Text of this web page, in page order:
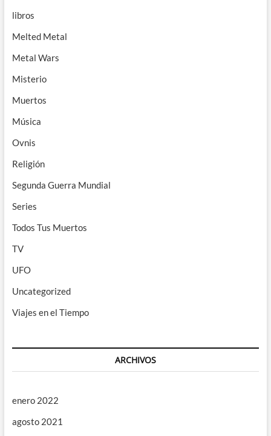
libros
Melted Metal
Metal Wars
Misterio
Muertos
Música
Ovnis
Religión
Segunda Guerra Mundial
Series
Todos Tus Muertos
TV
UFO
Uncategorized
Viajes en el Tiempo
ARCHIVOS
enero 2022
agosto 2021